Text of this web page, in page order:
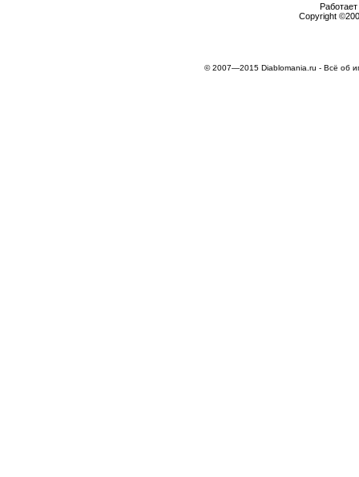
Copyright
© 2007—2015 Diablomania.ru - Всё об